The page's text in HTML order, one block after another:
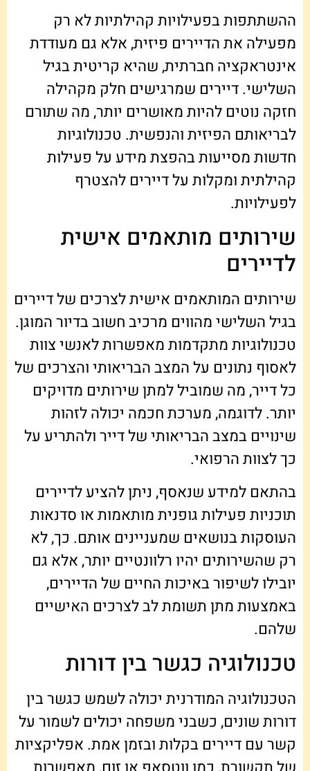
ההשתתפות בפעילויות קהילתיות לא רק
מפעילה את הדיירים פיזית, אלא גם מעודדת
אינטראקציה חברתית, שהיא קריטית בגיל
השלישי. דיירים שמרגישים חלק מקהילה
חזקה נוטים להיות מאושרים יותר, מה שתורם
לבריאותם הפיזית והנפשית. טכנולוגיות
חדשות מסייעות בהפצת מידע על פעילות
קהילתית ומקלות על דיירים להצטרף
לפעילויות.
שירותים מותאמים אישית
לדיירים
שירותים המותאמים אישית לצרכים של דיירים
בגיל השלישי מהווים מרכיב חשוב בדיור המוגן.
טכנולוגיות מתקדמות מאפשרות לאנשי צוות
לאסוף נתונים על המצב הבריאותי והצרכים של
כל דייר, מה שמוביל למתן שירותים מדויקים
יותר. לדוגמה, מערכת חכמה יכולה לזהות
שינויים במצב הבריאותי של דייר ולהתריע על
כך לצוות הרפואי.
בהתאם למידע שנאסף, ניתן להציע לדיירים
תוכניות פעילות גופנית מותאמות או סדנאות
העוסקות בנושאים שמעניינים אותם. כך, לא
רק שהשירותים יהיו רלוונטיים יותר, אלא גם
יובילו לשיפור באיכות החיים של הדיירים,
באמצעות מתן תשומת לב לצרכים האישיים
שלהם.
טכנולוגיה כגשר בין דורות
הטכנולוגיה המודרנית יכולה לשמש כגשר בין
דורות שונים, כשבני משפחה יכולים לשמור על
קשר עם דיירים בקלות ובזמן אמת. אפליקציות